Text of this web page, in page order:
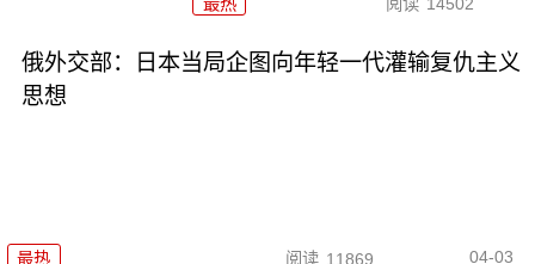
最热 阅读 14502
俄外交部：日本当局企图向年轻一代灌输复仇主义
思想
最热 阅读 11869 04-03